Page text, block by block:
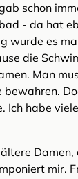
schon
- da hat
wurde es
die
Man
bewahren.
Ich habe
Damen,
mir.